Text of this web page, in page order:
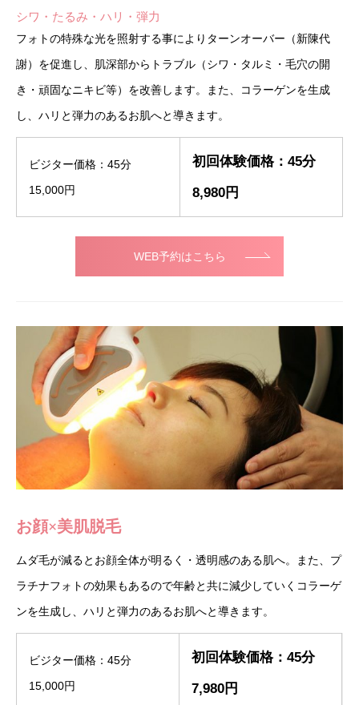
シワ・たるみ・ハリ・弾力
フォトの特殊な光を照射する事によりターンオーバー（新陳代
謝）を促進し、肌深部からトラブル（シワ・タルミ・毛穴の開
き・頑固なニキビ等）を改善します。また、コラーゲンを生成
し、ハリと弾力のあるお肌へと導きます。
ビジター価格：45分
15,000円
初回体験価格：45分
8,980円
WEB予約はこちら
お顔×美肌脱毛
ムダ毛が減るとお顔全体が明るく・透明感のある肌へ。また、プ
ラチナフォトの効果もあるので年齢と共に減少していくコラーゲ
ンを生成し、ハリと弾力のあるお肌へと導きます。
ビジター価格：45分
15,000円
初回体験価格：45分
7,980円